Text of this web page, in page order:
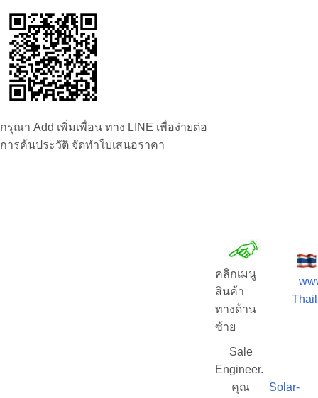
กรุณา Add เพิ่มเพื่อน ทาง LINE เพื่อง่ายต่อ
การค้นประวัติ จัดทำใบเสนอราคา
คลิกเมนู
สินค้า
ทางด้าน
ซ้าย
Sale
Engineer.
คุณ
Solar-